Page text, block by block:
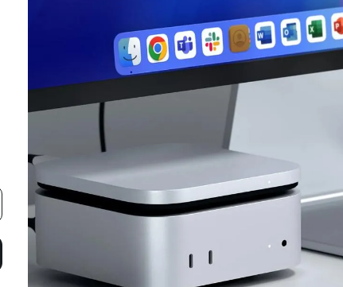
Satechi magnetiskt plånboksstativ
för iPhone 12–16-serien med plats
för fyra kort och ställfunktion -
ST-TC100GM-EU
Satechi
dubbla USB-C
väggladdare
Använd denna kod i kassan för att få 8% rabatt.